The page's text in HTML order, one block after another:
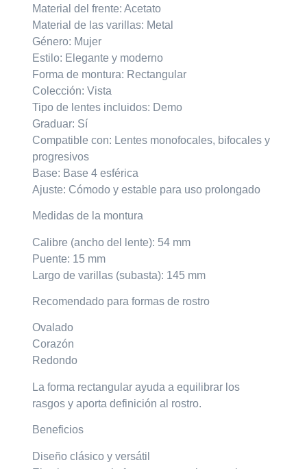
Material del frente: Acetato
Material de las varillas: Metal
Género: Mujer
Estilo: Elegante y moderno
Forma de montura: Rectangular
Colección: Vista
Tipo de lentes incluidos: Demo
Graduar: Sí
Compatible con: Lentes monofocales, bifocales y
progresivos
Base: Base 4 esférica
Ajuste: Cómodo y estable para uso prolongado
Medidas de la montura
Calibre (ancho del lente): 54 mm
Puente: 15 mm
Largo de varillas (subasta): 145 mm
Recomendado para formas de rostro
Ovalado
Corazón
Redondo
La forma rectangular ayuda a equilibrar los
rasgos y aporta definición al rostro.
Beneficios
Diseño clásico y versátil